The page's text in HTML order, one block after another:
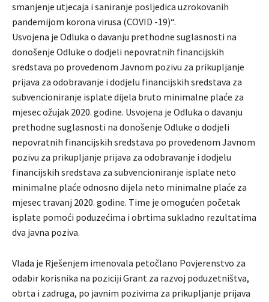
smanjenje utjecaja i saniranje posljedica uzrokovanih
pandemijom korona virusa (COVID -19)“.
Usvojena je Odluka o davanju prethodne suglasnosti na
donošenje Odluke o dodjeli nepovratnih financijskih
sredstava po provedenom Javnom pozivu za prikupljanje
prijava za odobravanje i dodjelu financijskih sredstava za
subvencioniranje isplate dijela bruto minimalne plaće za
mjesec ožujak 2020. godine. Usvojena je Odluka o davanju
prethodne suglasnosti na donošenje Odluke o dodjeli
nepovratnih financijskih sredstava po provedenom Javnom
pozivu za prikupljanje prijava za odobravanje i dodjelu
financijskih sredstava za subvencioniranje isplate neto
minimalne plaće odnosno dijela neto minimalne plaće za
mjesec travanj 2020. godine. Time je omogućen početak
isplate pomoći poduzećima i obrtima sukladno rezultatima
dva javna poziva.
Vlada je Rješenjem imenovala petočlano Povjerenstvo za
odabir korisnika na poziciji Grant za razvoj poduzetništva,
obrta i zadruga, po javnim pozivima za prikupljanje prijava